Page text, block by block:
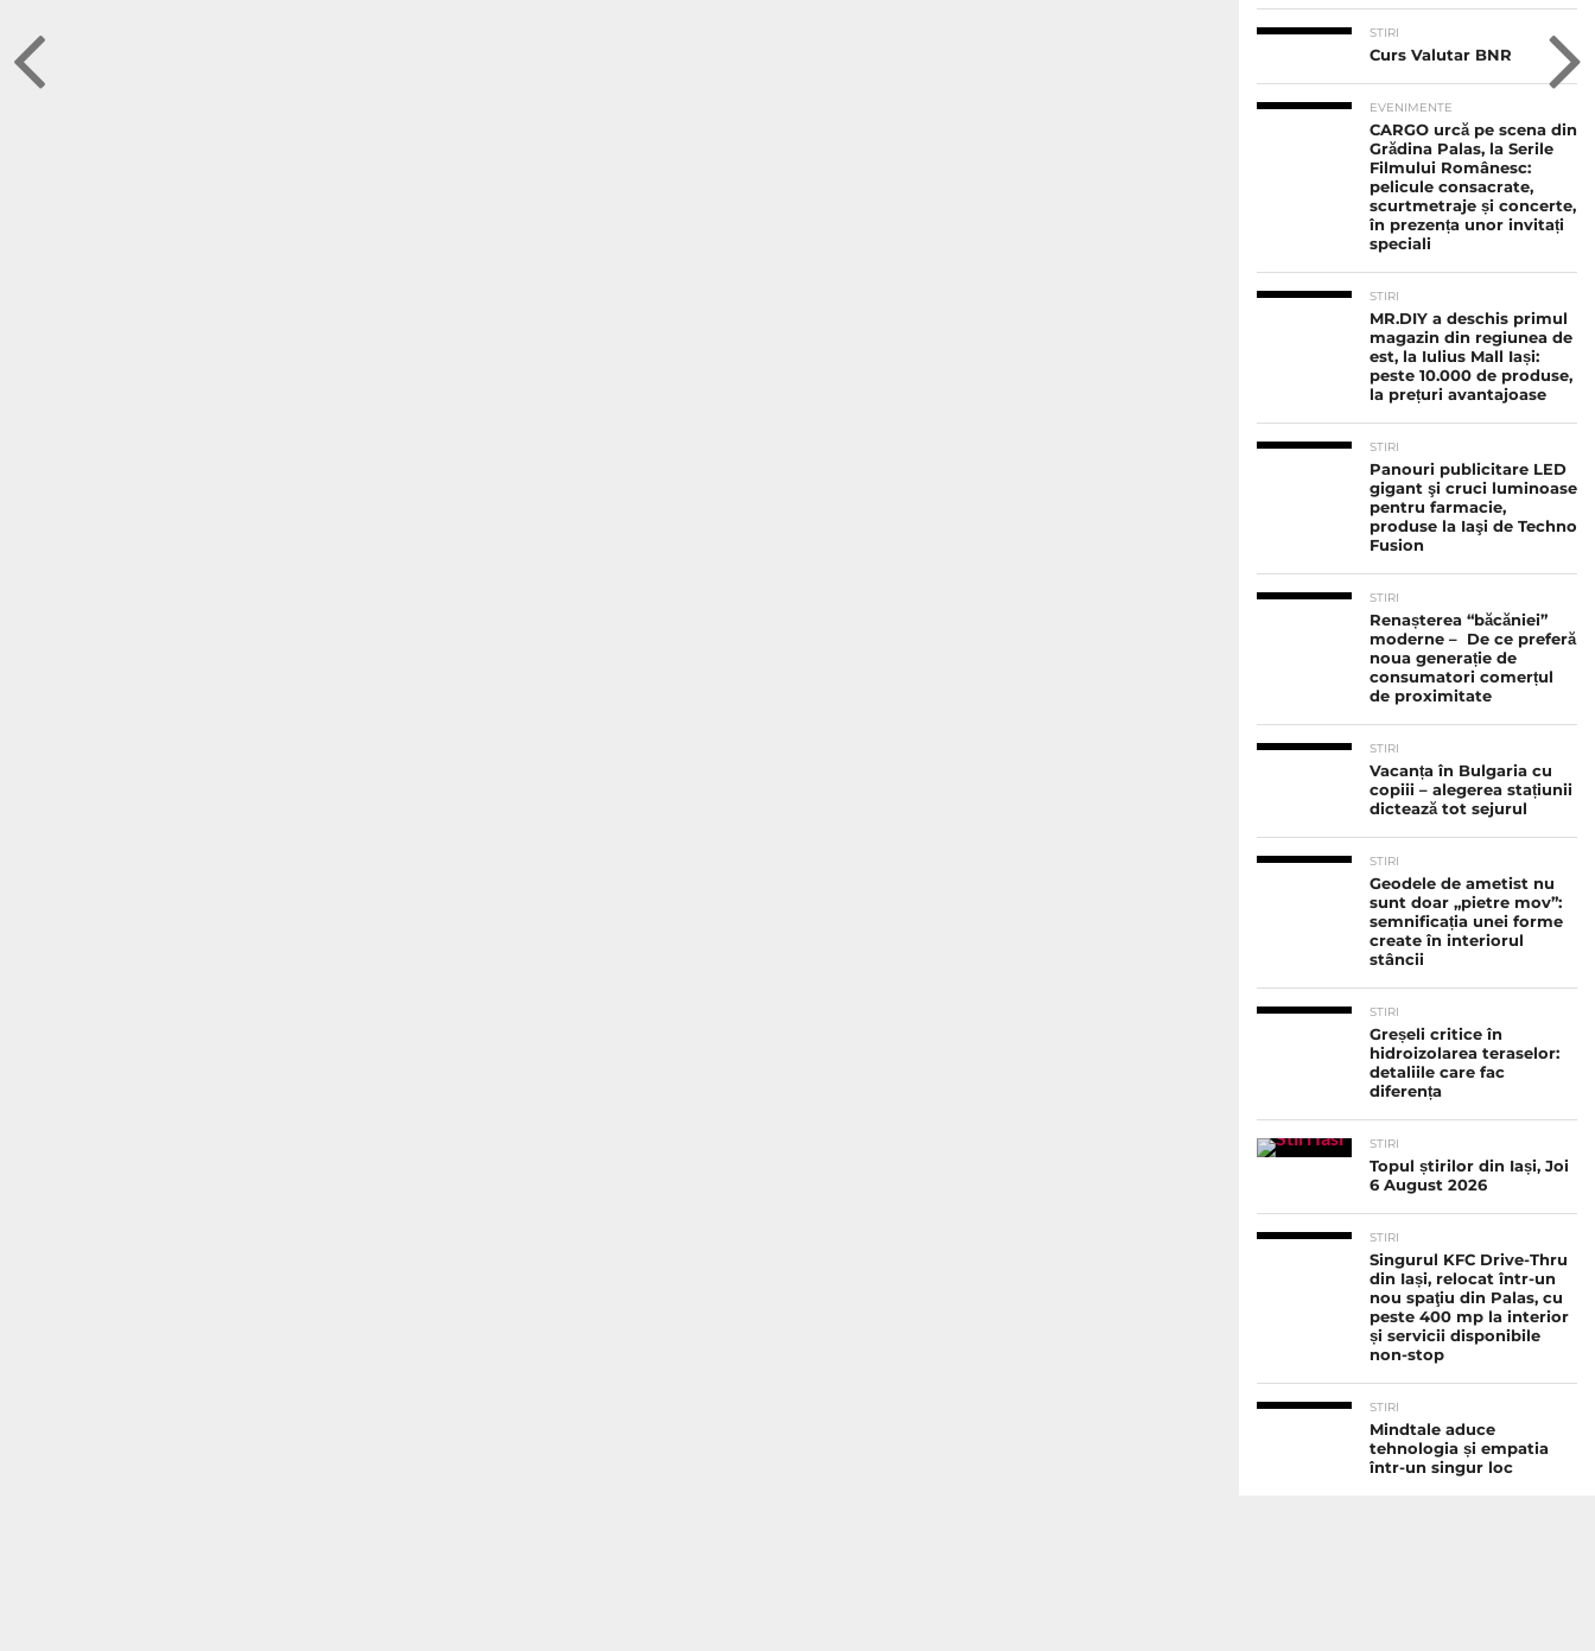
STIRI
Curs Valutar BNR
EVENIMENTE
CARGO urcă pe scena din
Grădina Palas, la Serile
Filmului Românesc:
pelicule consacrate,
scurtmetraje și concerte,
în prezența unor invitați
speciali
STIRI
MR.DIY a deschis primul
magazin din regiunea de
est, la Iulius Mall Iași:
peste 10.000 de produse,
la prețuri avantajoase
STIRI
Panouri publicitare LED
gigant şi cruci luminoase
pentru farmacie,
produse la Iaşi de Techno
Fusion
STIRI
Renașterea “băcăniei”
moderne – De ce preferă
noua generație de
consumatori comerțul
de proximitate
STIRI
Vacanța în Bulgaria cu
copiii – alegerea stațiunii
dictează tot sejurul
STIRI
Geodele de ametist nu
sunt doar „pietre mov”:
semnificația unei forme
create în interiorul
stâncii
STIRI
Greșeli critice în
hidroizolarea teraselor:
detaliile care fac
diferența
STIRI
Topul știrilor din Iași, Joi
6 August 2026
STIRI
Singurul KFC Drive-Thru
din Iași, relocat într-un
nou spaţiu din Palas, cu
peste 400 mp la interior
și servicii disponibile
non-stop
STIRI
Mindtale aduce
tehnologia și empatia
într-un singur loc